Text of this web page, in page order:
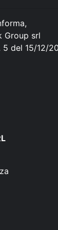
Group srl
del 15/12/